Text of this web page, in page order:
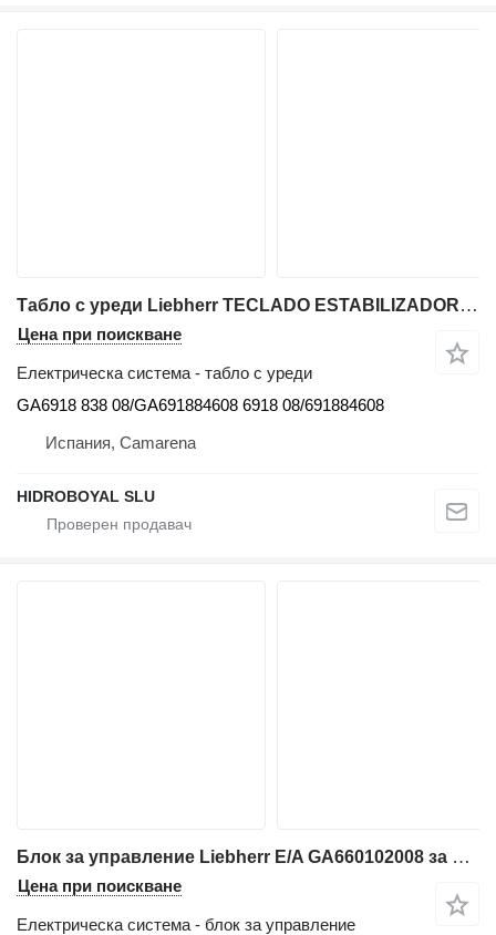
Табло с уреди Liebherr TECLADO ESTABILIZADORES GA6918 за автокран Liebherr LTM CRANE
Цена при поискване
Електрическа система - табло с уреди
GA6918 838 08/GA691884608 6918 08/691884608
Испания, Camarena
HIDROBOYAL SLU
Блок за управление Liebherr E/A GA660102008 за автокран Liebherr LTM CRANE
Цена при поискване
Електрическа система - блок за управление